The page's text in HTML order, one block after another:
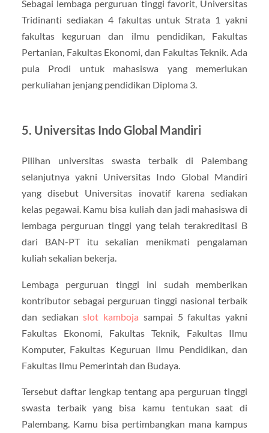
Sebagai lembaga perguruan tinggi favorit, Universitas
Tridinanti sediakan 4 fakultas untuk Strata 1 yakni
fakultas keguruan dan ilmu pendidikan, Fakultas
Pertanian, Fakultas Ekonomi, dan Fakultas Teknik. Ada
pula Prodi untuk mahasiswa yang memerlukan
perkuliahan jenjang pendidikan Diploma 3.
5. Universitas Indo Global Mandiri
Pilihan universitas swasta terbaik di Palembang
selanjutnya yakni Universitas Indo Global Mandiri
yang disebut Universitas inovatif karena sediakan
kelas pegawai. Kamu bisa kuliah dan jadi mahasiswa di
lembaga perguruan tinggi yang telah terakreditasi B
dari BAN-PT itu sekalian menikmati pengalaman
kuliah sekalian bekerja.
Lembaga perguruan tinggi ini sudah memberikan
kontributor sebagai perguruan tinggi nasional terbaik
dan sediakanslot kamboja sampai 5 fakultas yakni
Fakultas Ekonomi, Fakultas Teknik, Fakultas Ilmu
Komputer, Fakultas Keguruan Ilmu Pendidikan, dan
Fakultas Ilmu Pemerintah dan Budaya.
Tersebut daftar lengkap tentang apa perguruan tinggi
swasta terbaik yang bisa kamu tentukan saat di
Palembang. Kamu bisa pertimbangkan mana kampus